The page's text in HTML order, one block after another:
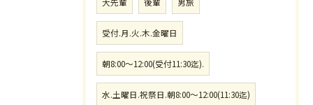
受付.月.火.木.金曜日
朝8:00〜12:00(受付11:30迄).
水.土曜日.祝祭日.朝8:00〜12:00(11:30迄)